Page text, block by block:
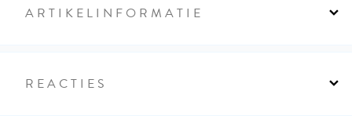
ARTIKELINFORMATIE
REACTIES